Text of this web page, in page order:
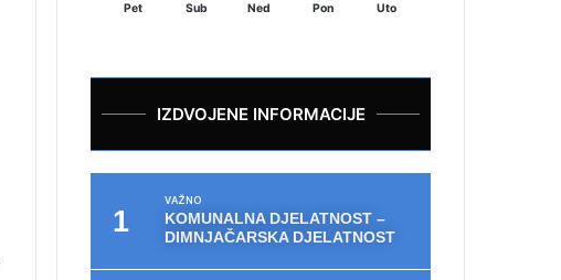
Pet Sub Ned Pon Uto
IZDVOJENE INFORMACIJE
VAŽNO
KOMUNALNA DJELATNOST –
DIMNJAČARSKA DJELATNOST